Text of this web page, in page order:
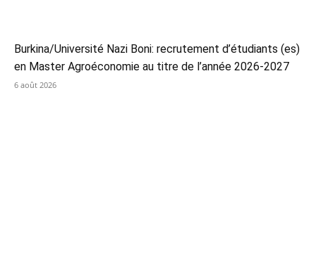
Burkina/Université Nazi Boni: recrutement d’étudiants (es)
en Master Agroéconomie au titre de l’année 2026-2027
6 août 2026